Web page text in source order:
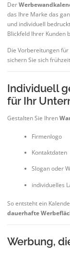
Der
das Ihre Marke das
und individuell
Blickfeld Ihrer Kunden
Die Vorbereitungen für
sichern Sie sich
Individuell
für Ihr
Gestalten Sie Ihren
Firmenlogo
Kontaktdaten
Slogan oder
individuelles
So entsteht ein
dauerhafte
Werbung,